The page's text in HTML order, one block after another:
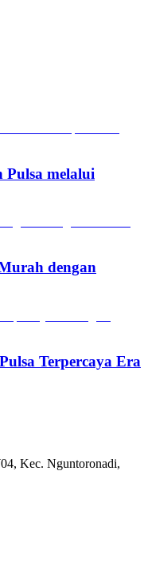
melalui
dengan
Terpercaya Era
Kec. Nguntoronadi,